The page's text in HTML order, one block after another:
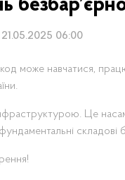
21.05.2025 06:00
може навчатися,
Це
складові